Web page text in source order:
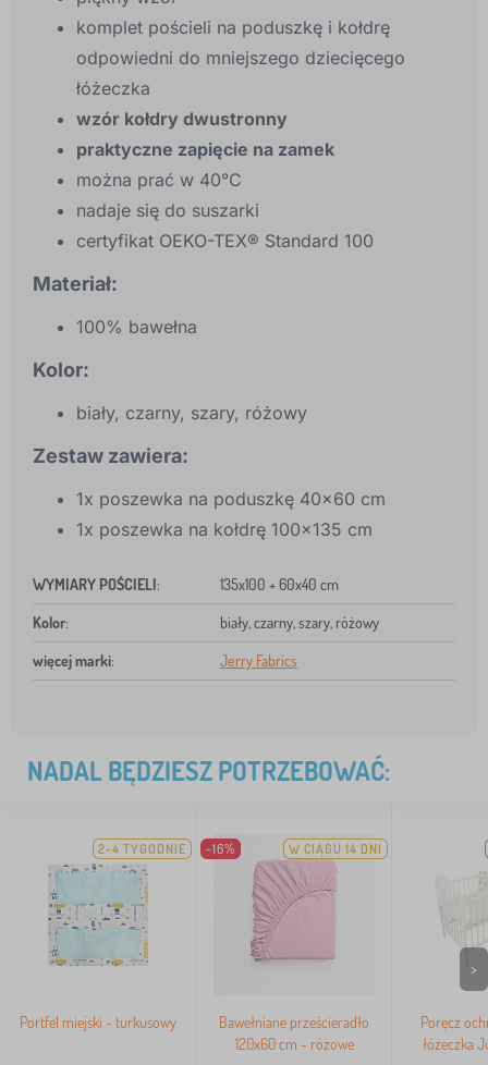
komplet pościeli na poduszkę i kołdrę
odpowiedni do mniejszego dziecięcego
łóżeczka
wzór kołdry dwustronny
praktyczne zapięcie na zamek
można prać w 40°C
nadaje się do suszarki
certyfikat OEKO-TEX® Standard 100
Materiał:
100% bawełna
Kolor:
biały, czarny, szary, różowy
Zestaw zawiera:
1x poszewka na poduszkę 40x60 cm
1x poszewka na kołdrę 100x135 cm
WYMIARY POŚCIELI: 135x100 + 60x40 cm
Kolor: biały, czarny, szary, różowy
więcej marki: Jerry Fabrics
NADAL BĘDZIESZ POTRZEBOWAĆ:
2-4 TYGODNIE
Portfel miejski - turkusowy
-16% W CIĄGU 14 DNI
Bawełniane prześcieradło
120x60 cm - różowe
Poręcz
łóżeczka
>